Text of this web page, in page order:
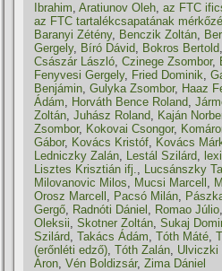
Ibrahim,Aratiunov Oleh,az FTC
az FTC tartalékcsapatának
Baranyi Zétény, Benczik Zoltán,
Gergely, Bíró Dávid, Bokros Bertold,
Császár László,Czinege Zsombor,
Fenyvesi Gergely, Fried Dominik,
Benjámin,Gulyka Zsombor, Haaz
Ádám, Horváth Bence Roland,
Zoltán,Juhász Roland, Kaján
Zsombor, Kokovai Csongor,
Gábor, Kovács Kristóf, Kovács
Ledniczky Zalán, Lestál Szilárd,
Lisztes Krisztián ifj., Lucsánszky
Milovanovic Milos, Mucsi Marcell ,
Orosz Marcell , Pacsó Milán,
Gergő, Radnóti Dániel , Romao Júlio
Oleksii,Skotner Zoltán,Sukaj
Szilárd,Takács Ádám,Tóth Máté,
(erőnléti edző),Tóth Zalán, Ulviczki
Áron,Vén Boldizsár,Zima Dániel